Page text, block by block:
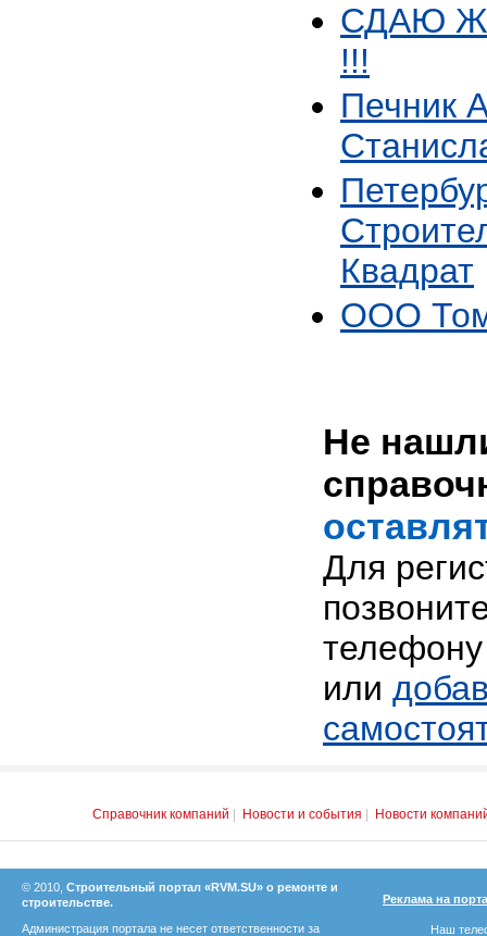
СДАЮ
!!!
Печник
Квадрат
ООО
Не
Для
или
Справочник компаний Новости и события Новости
© 2010, Строительный портал «RVM.SU» о ремонте и
строительстве.
Администрация портала не несет ответственности за
Реклама на
Наш